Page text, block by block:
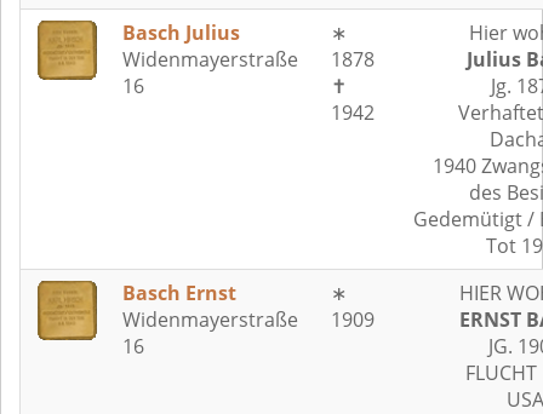
Basch Julius
Widenmayerstraße
16
∗
1878
✝
1942
Hier
Julius
Jg.
1940
des
Gedemütigt /
Tot
Basch Ernst
Widenmayerstraße
16
∗
1909
HIER
ERNST
JG.
USA